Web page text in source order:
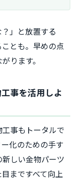
」と放置する
とも。早めの点
ります。
事を活用しよ
事もトータルで
化のための手す
しい金物パーツ
まですべて向上